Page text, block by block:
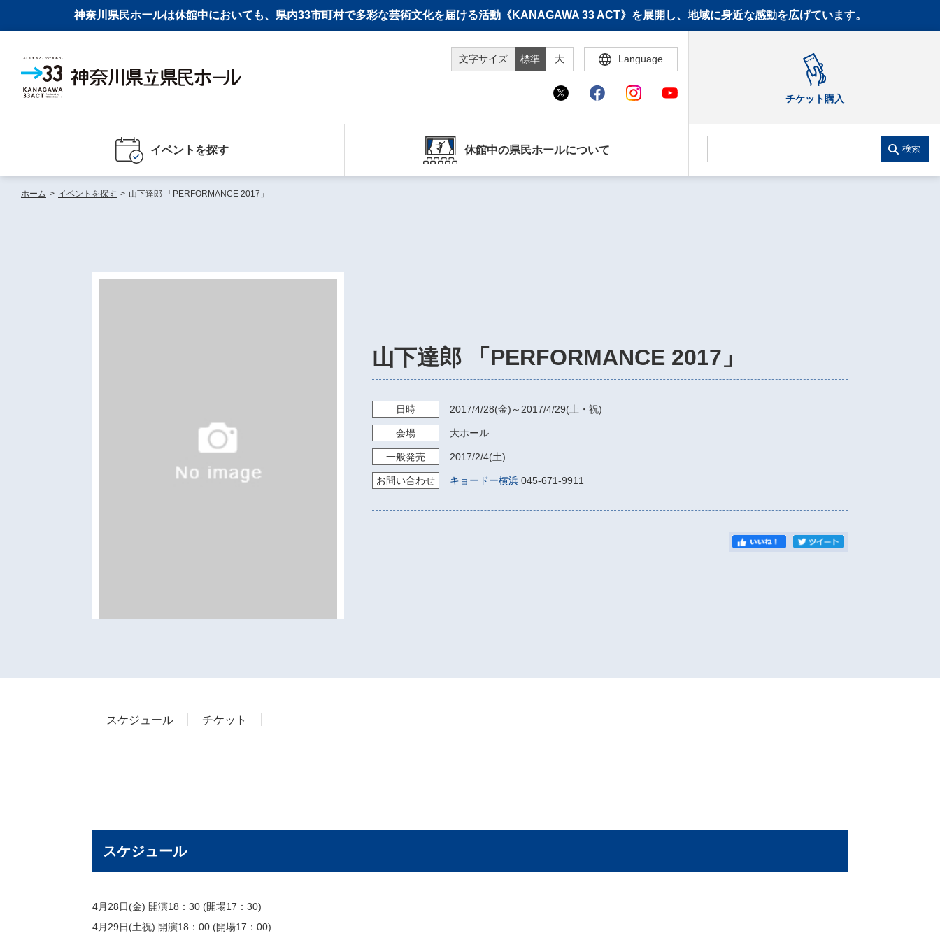
神奈川県民ホールは休館中においても、県内33市町村で多彩な芸術文化を届ける活動《KANAGAWA 33 ACT》を展開し、地域に身近な感動を広げています。
文字サイズ 標準 大 Language
チケット購入
イベントを探す 休館中の県民ホールについて 検索
ホーム > イベントを探す > 山下達郎 「PERFORMANCE 2017」
山下達郎 「PERFORMANCE 2017」
日時 2017/4/28(金)～ 2017/4/29(土・祝)
会場 大ホール
一般発売 2017/2/4(土)
お問い合わせ キョードー横浜 045-671-9911
スケジュール チケット
スケジュール
4月28日(金) 開演18：30 (開場17：30)
4月29日(土祝) 開演18：00 (開場17：00)